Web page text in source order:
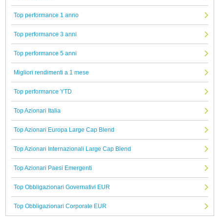
Top performance 1 anno
Top performance 3 anni
Top performance 5 anni
Migliori rendimenti a 1 mese
Top performance YTD
Top Azionari Italia
Top Azionari Europa Large Cap Blend
Top Azionari Internazionali Large Cap Blend
Top Azionari Paesi Emergenti
Top Obbligazionari Governativi EUR
Top Obbligazionari Corporate EUR